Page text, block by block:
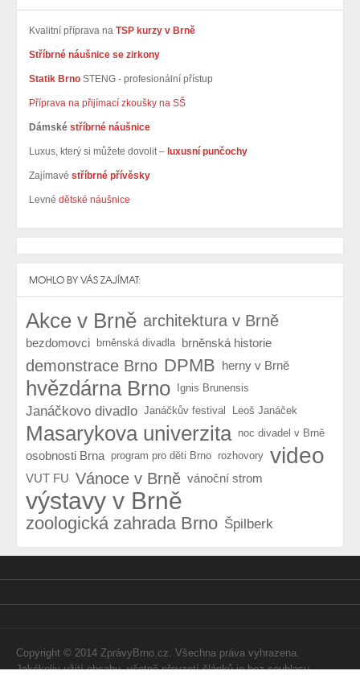
Kvalitní příprava na TSP kurzy v Brně
Stříbrné náušnice se zirkony
Statik Brno STENG - profesionální přístup
Příprava na přijímací zkoušky na SŠ
Dámské stříbrné náušnice
Luxus, který si můžete dovolit – luxusní punčochy
Zajímavé stříbrné přívěsky
Levné dětské náušnice
MOHLO BY VÁS ZAJÍMAT:
Akce v Brně architektura v Brně
bezdomovci brněnská divadla brněnská historie
demonstrace Brno DPMB herny v Brně
hvězdárna Brno Ignis Brunensis
Janáčkovo divadlo Janáčkův festival Leoš Janáček
Masarykova univerzita noc divadel v Brně
osobnosti Brna program pro děti Brno rozhovory video
VUT FU Vánoce v Brně vánoční strom
výstavy v Brně
zoologická zahrada Brno Špilberk
Copyright © 2014 ZprávyBrno.cz. Všechna práva vyhrazena.
Jakékoliv užití obsahu, včetně převzetí článků je bez souhlasu